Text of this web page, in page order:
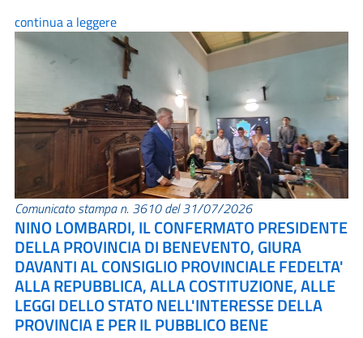
continua a leggere
Comunicato stampa n. 3610 del 31/07/2026
NINO LOMBARDI, IL CONFERMATO PRESIDENTE
DELLA PROVINCIA DI BENEVENTO, GIURA
DAVANTI AL CONSIGLIO PROVINCIALE FEDELTA'
ALLA REPUBBLICA, ALLA COSTITUZIONE, ALLE
LEGGI DELLO STATO NELL'INTERESSE DELLA
PROVINCIA E PER IL PUBBLICO BENE